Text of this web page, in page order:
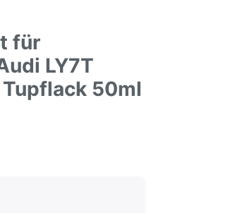
für
LY7T
50ml